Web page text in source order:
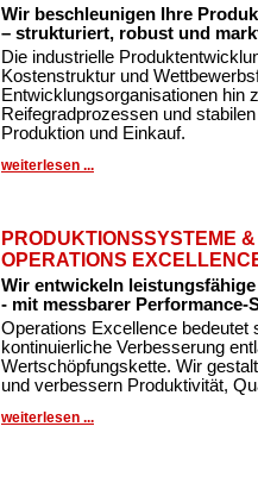
Wir beschleunigen Ihre
– strukturiert, robust und
Die industrielle
Kostenstruktur und
Entwicklungsorganisationen hin
Reifegradprozessen und
Produktion und Einkauf.
weiterlesen ...
PRODUKTIONSSYSTEME &
OPERATIONS
Wir entwickeln
- mit messbarer Performance-
Operations Excellence bedeutet
kontinuierliche Verbesserung
Wertschöpfungskette. Wir
und verbessern Produktivität,
weiterlesen ...